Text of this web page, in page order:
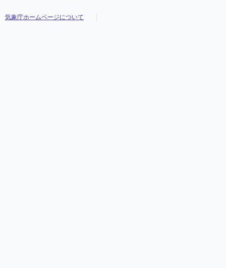
気象庁ホームページについて